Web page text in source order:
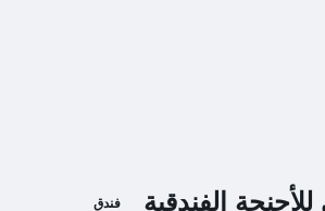
الفندقية فندق